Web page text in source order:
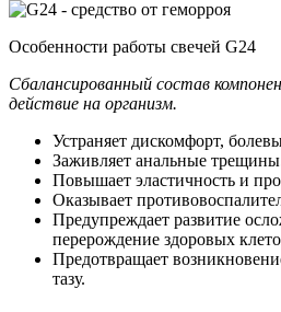
Особенности работы свечей G24
Сбалансированный состав
действие на организм.
Устраняет дискомфорт,
Заживляет анальные
Повышает эластичность и
Оказывает
Предупреждает развитие
перерождение здоровых
Предотвращает
тазу.